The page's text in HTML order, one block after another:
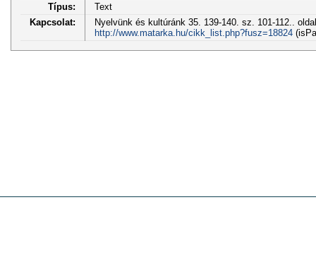
Típus:
Text
Kapcsolat:
Nyelvünk és kultúránk 35. 139-140. sz. 101-112..
http://www.matarka.hu/cikk_list.php?fusz=18824